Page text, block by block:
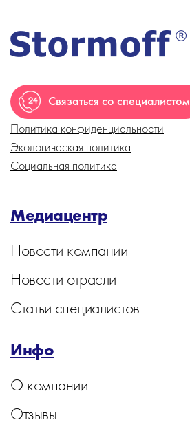
Связаться со специалистом
Политика конфиденциальности
Экологическая политика
Социальная политика
Медиацентр
Новости компании
Новости отрасли
Статьи специалистов
Инфо
О компании
Отзывы